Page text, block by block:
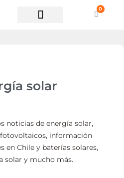
0
solar
noticias de energía solar,
información
en Chile y baterías solares,
solar y mucho más.